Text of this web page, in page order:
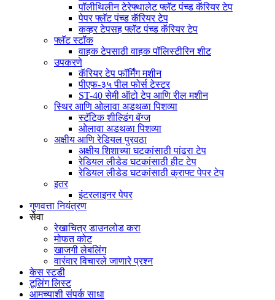
पॉलीथिलीन टेरेफ्थालेट फ्लॅट पंच्ड कॅरियर टेप
पेपर फ्लॅट पंच्ड कॅरियर टेप
कव्हर टेपसह फ्लॅट पंच्ड कॅरियर टेप
फ्लॅट स्टॉक
वाहक टेपसाठी वाहक पॉलिस्टीरिन शीट
उपकरणे
कॅरियर टेप फॉर्मिंग मशीन
पीएफ-३५ पील फोर्स टेस्टर
ST-40 सेमी ऑटो टेप आणि रील मशीन
स्थिर आणि ओलावा अडथळा पिशव्या
स्टॅटिक शील्डिंग बॅग्ज
ओलावा अडथळा पिशव्या
अक्षीय आणि रेडियल पुरवठा
अक्षीय शिशाच्या घटकांसाठी पांढरा टेप
रेडियल लीडेड घटकांसाठी हीट टेप
रेडियल लीडेड घटकांसाठी क्राफ्ट पेपर टेप
इतर
इंटरलाइनर पेपर
गुणवत्ता नियंत्रण
सेवा
रेखाचित्र डाउनलोड करा
मोफत कोट
खाजगी लेबलिंग
वारंवार विचारले जाणारे प्रश्न
केस स्टडी
टूलिंग लिस्ट
आमच्याशी संपर्क साधा